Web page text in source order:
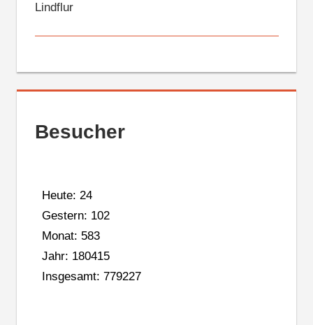
Lindflur
Besucher
Heute: 24
Gestern: 102
Monat: 583
Jahr: 180415
Insgesamt: 779227